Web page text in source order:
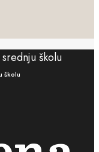
školu